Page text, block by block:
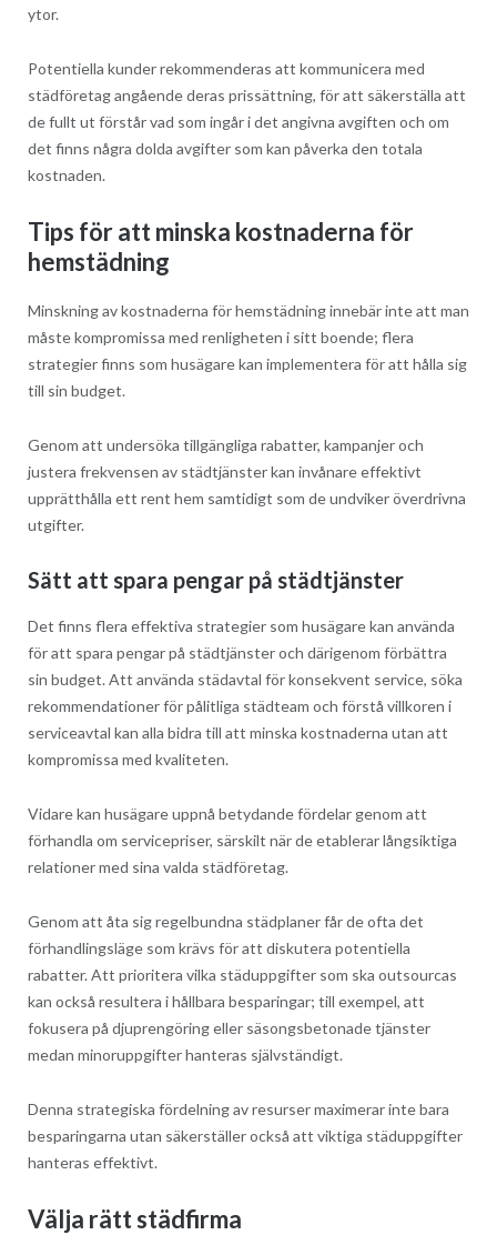
ytor.
Potentiella kunder rekommenderas att kommunicera med
städföretag angående deras prissättning, för att säkerställa att
de fullt ut förstår vad som ingår i det angivna avgiften och om
det finns några dolda avgifter som kan påverka den totala
kostnaden.
Tips för att minska kostnaderna för
hemstädning
Minskning av kostnaderna för hemstädning innebär inte att man
måste kompromissa med renligheten i sitt boende; flera
strategier finns som husägare kan implementera för att hålla sig
till sin budget.
Genom att undersöka tillgängliga rabatter, kampanjer och
justera frekvensen av städtjänster kan invånare effektivt
upprätthålla ett rent hem samtidigt som de undviker överdrivna
utgifter.
Sätt att spara pengar på städtjänster
Det finns flera effektiva strategier som husägare kan använda
för att spara pengar på städtjänster och därigenom förbättra
sin budget. Att använda städavtal för konsekvent service, söka
rekommendationer för pålitliga städteam och förstå villkoren i
serviceavtal kan alla bidra till att minska kostnaderna utan att
kompromissa med kvaliteten.
Vidare kan husägare uppnå betydande fördelar genom att
förhandla om servicepriser, särskilt när de etablerar långsiktiga
relationer med sina valda städföretag.
Genom att åta sig regelbundna städplaner får de ofta det
förhandlingsläge som krävs för att diskutera potentiella
rabatter. Att prioritera vilka städuppgifter som ska outsourcas
kan också resultera i hållbara besparingar; till exempel, att
fokusera på djuprengöring eller säsongsbetonade tjänster
medan minoruppgifter hanteras självständigt.
Denna strategiska fördelning av resurser maximerar inte bara
besparingarna utan säkerställer också att viktiga städuppgifter
hanteras effektivt.
Välja rätt städfirma